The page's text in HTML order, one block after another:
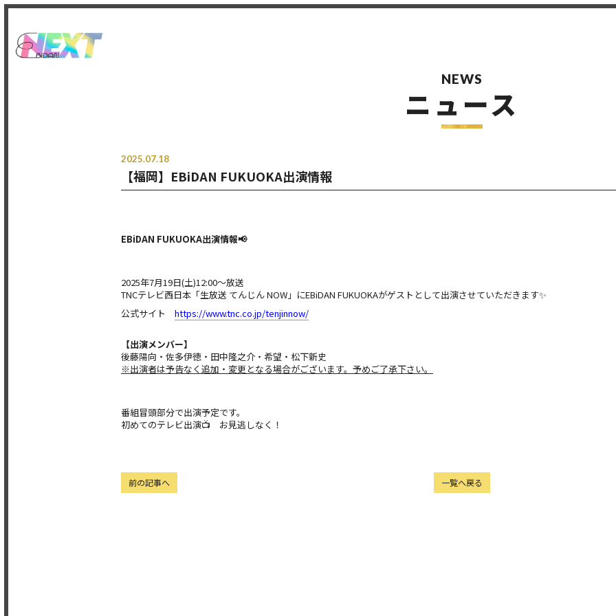
NEWS
ニュース
2025.07.18
【福岡】EBiDAN FUKUOKA出演情報
EBiDAN FUKUOKA出演情報📢
2025年7月19日(土)12:00〜放送
TNCテレビ西日本「生放送 てんじん NOW」にEBiDAN FUKUOKAがゲストとして出演させていただきます✨
公式サイト https://www.tnc.co.jp/tenjinnow/
【出演メンバー】
後藤陽向・佐多伊徳・田中隆之介・希望・松下新史
※出演者は予告なく追加・変更となる場合がございます。予めご了承下さい。
番組冒頭部分で出演予定です。
初めてのテレビ出演📺 お見逃しなく！
一覧へ戻る
前の記事へ